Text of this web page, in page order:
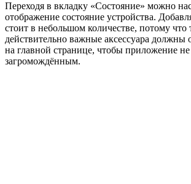
Переходя в вкладку «Состояние» можно
отображение состояние устройства.
стоит в небольшом количестве, потому что
действительно важные аксессуара должны
на главной странице, чтобы приложение
загромождённым.